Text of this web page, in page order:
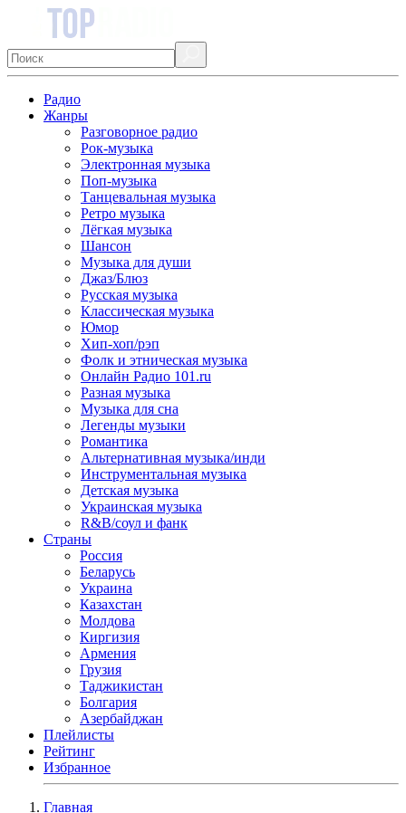
Радио
Жанры
Разговорное радио
Рок-музыка
Электронная музыка
Поп-музыка
Танцевальная музыка
Ретро музыка
Лёгкая музыка
Шансон
Музыка для души
Джаз/Блюз
Русская музыка
Классическая музыка
Юмор
Хип-хоп/рэп
Фолк и этническая музыка
Онлайн Радио 101.ru
Разная музыка
Музыка для сна
Легенды музыки
Романтика
Альтернативная музыка/инди
Инструментальная музыка
Детская музыка
Украинская музыка
R&B/cоул и фанк
Страны
Россия
Беларусь
Украина
Казахстан
Молдова
Киргизия
Армения
Грузия
Таджикистан
Болгария
Азербайджан
Плейлисты
Рейтинг
Избранное
Главная